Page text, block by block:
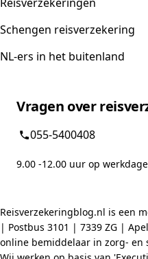
Schengen reisverzekering
NL-ers in het buitenland
Vragen over
055-5400408
9.00 -12.00 uur op
Reisverzekeringblog.nl is een
| Postbus 3101 | 7339 ZG |
online bemiddelaar in zorg- en